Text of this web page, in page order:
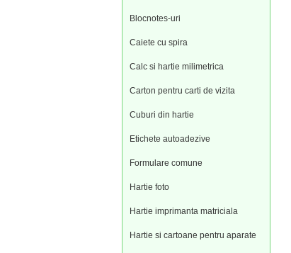
Blocnotes-uri
Caiete cu spira
Calc si hartie milimetrica
Carton pentru carti de vizita
Cuburi din hartie
Etichete autoadezive
Formulare comune
Hartie foto
Hartie imprimanta matriciala
Hartie si cartoane pentru aparate